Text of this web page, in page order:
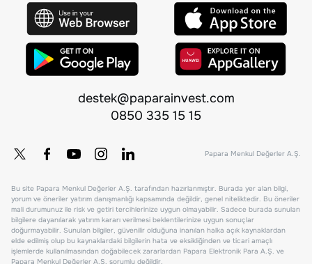
destek@paparainvest.com
0850 335 15 15
Papara Menkul Değerler A.Ş.
Bu site Papara Menkul Değerler A.Ş. tarafından hazırlanmıştır. Burada yer alan bilgi,
yorum ve öneriler yatırım danışmanlığı kapsamında değildir, genel niteliktedir. Bu öneriler
mali durumunuz ile risk ve getiri tercihlerinize uygun olmayabilir. Sadece burada sunulan
bilgilere dayanılarak yatırım kararı verilmesi beklentilerinize uygun sonuçlar
doğurmayabilir. Sunulan bilgiler, güvenilir olduğuna inanılan halka açık kaynaklardan
elde edilmiş olup bu kaynaklardaki bilgilerin hata ve eksikliğinden ve ticari amaçlı
işlemlerde kullanılmasından doğabilecek zararlardan Papara Elektronik Para A.Ş. ve
Papara Menkul Değerler A.Ş. sorumlu değildir.